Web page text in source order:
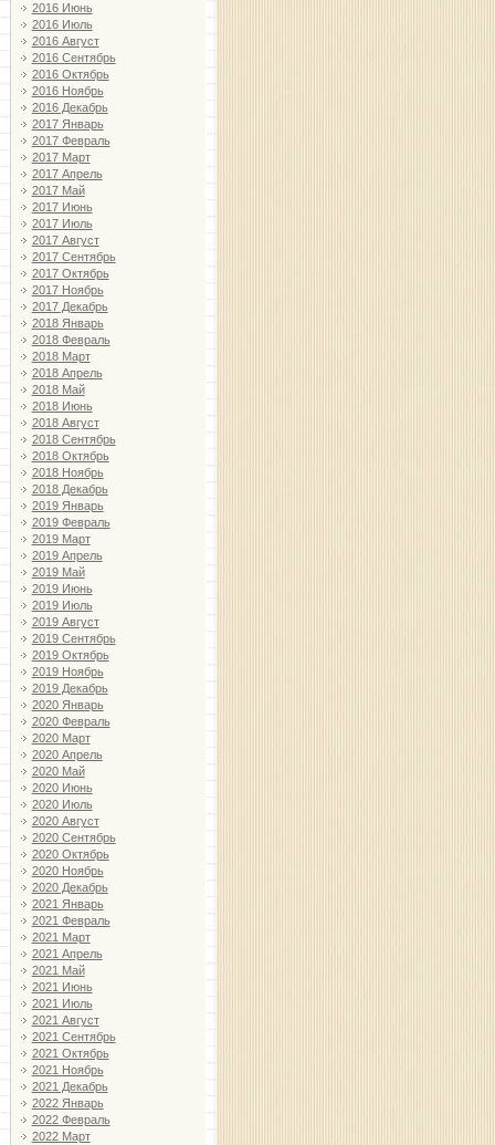
2016 Июнь
2016 Июль
2016 Август
2016 Сентябрь
2016 Октябрь
2016 Ноябрь
2016 Декабрь
2017 Январь
2017 Февраль
2017 Март
2017 Апрель
2017 Май
2017 Июнь
2017 Июль
2017 Август
2017 Сентябрь
2017 Октябрь
2017 Ноябрь
2017 Декабрь
2018 Январь
2018 Февраль
2018 Март
2018 Апрель
2018 Май
2018 Июнь
2018 Август
2018 Сентябрь
2018 Октябрь
2018 Ноябрь
2018 Декабрь
2019 Январь
2019 Февраль
2019 Март
2019 Апрель
2019 Май
2019 Июнь
2019 Июль
2019 Август
2019 Сентябрь
2019 Октябрь
2019 Ноябрь
2019 Декабрь
2020 Январь
2020 Февраль
2020 Март
2020 Апрель
2020 Май
2020 Июнь
2020 Июль
2020 Август
2020 Сентябрь
2020 Октябрь
2020 Ноябрь
2020 Декабрь
2021 Январь
2021 Февраль
2021 Март
2021 Апрель
2021 Май
2021 Июнь
2021 Июль
2021 Август
2021 Сентябрь
2021 Октябрь
2021 Ноябрь
2021 Декабрь
2022 Январь
2022 Февраль
2022 Март